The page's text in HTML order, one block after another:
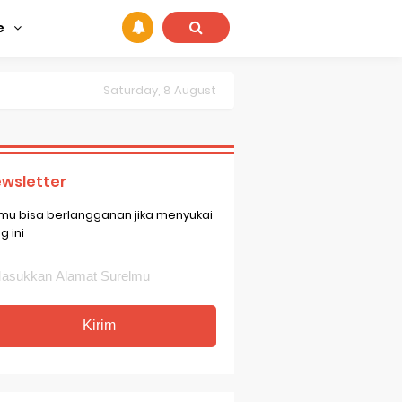
Saturday, 8 August
bisa berlangganan jika menyukai
ini